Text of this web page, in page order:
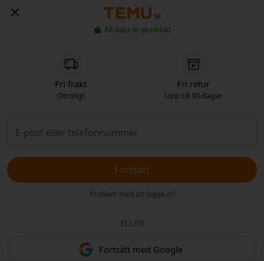
SE
All data är skyddad
Fri frakt
Otroligt
Fri retur
Upp till 90 dagar
Fortsätt
Problem med att logga in?
ELLER
Fortsätt med Google